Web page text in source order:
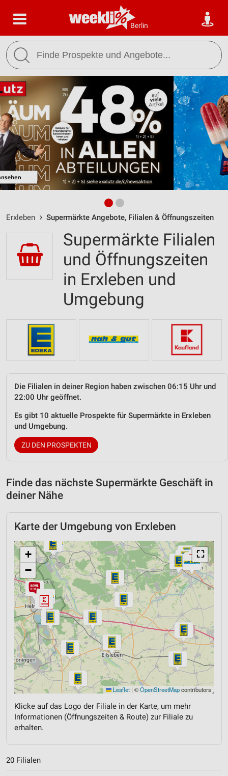
Berlin
Erxleben Supermärkte Angebote, Filialen & Öffnungszeiten
Supermärkte Filialen
und Öffnungszeiten
in Erxleben und
Umgebung
Die Filialen in deiner Region haben zwischen 06:15 Uhr und
22:00 Uhr geöffnet.
Es gibt 10 aktuelle Prospekte für Supermärkte in Erxleben
und Umgebung.
ZU DEN PROSPEKTEN
Finde das nächste Supermärkte Geschäft in
deiner Nähe
Karte der Umgebung von Erxleben
⛶
+
−
Leaflet | ©OpenStreetMapcontributors
Klicke auf das Logo der Filiale in der Karte, um mehr
Informationen (Öffnungszeiten & Route) zur Filiale zu
erhalten.
20 Filialen